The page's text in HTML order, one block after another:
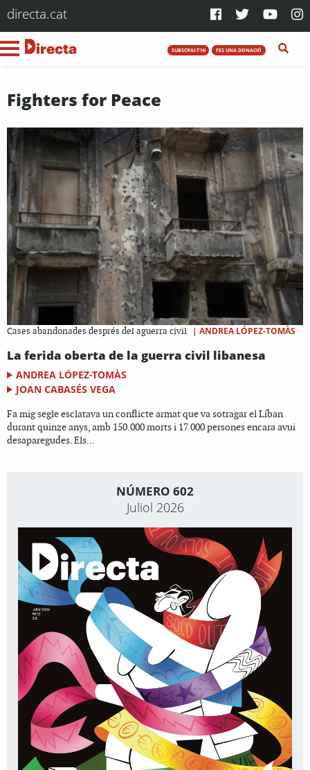
directa.cat
SUBSCRIU-T'HI FES UNA DONACIÓ
Fighters for Peace
Cases abandonades després del aguerra civil | ANDREA LÓPEZ-TOMÀS
La ferida oberta de la guerra civil libanesa
ANDREA LÓPEZ-TOMÀS
JOAN CABASÉS VEGA
Fa mig segle esclatava un conflicte armat que va sotragar el Líban
durant quinze anys, amb 150.000 morts i 17.000 persones encara avui
desaparegudes. Els...
NÚMERO 602
Juliol 2026